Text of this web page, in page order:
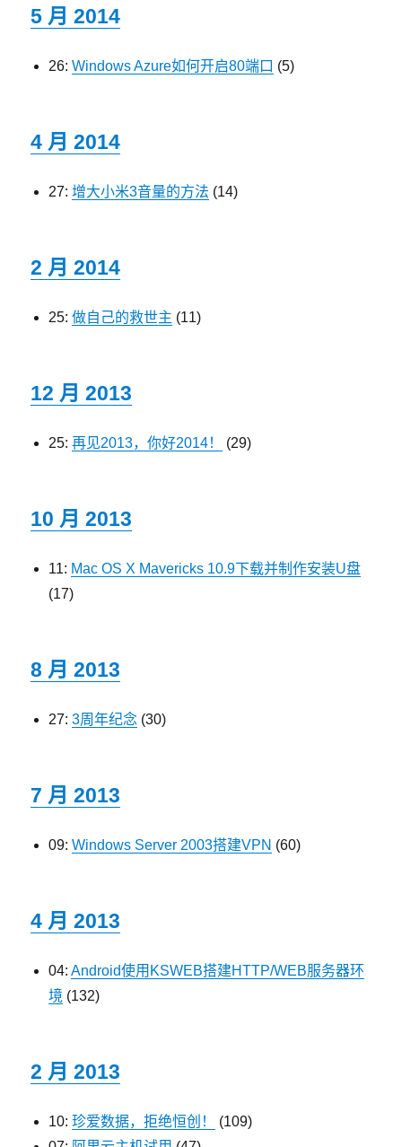
5 月 2014
26: Windows Azure如何开启80端口 (5)
4 月 2014
27: 增大小米3音量的方法 (14)
2 月 2014
25: 做自己的救世主 (11)
12 月 2013
25: 再见2013，你好2014！ (29)
10 月 2013
11: Mac OS X Mavericks 10.9下载并制作安装U盘
(17)
8 月 2013
27: 3周年纪念 (30)
7 月 2013
09: Windows Server 2003搭建VPN (60)
4 月 2013
04: Android使用KSWEB搭建HTTP/WEB服务器环
境 (132)
2 月 2013
10: 珍爱数据，拒绝恒创！
(109)